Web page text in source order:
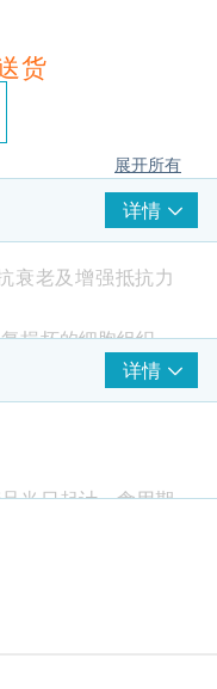
货
展开所有
详情
衰老及增强抵抗力
损坏的细胞组织、
关节痛，增强疾病
长因子生长，维持
持年轻活力和强健
到人类食品级数
房生产。
没有任何副作用，
详情
当日起计，食用期
种类而异）